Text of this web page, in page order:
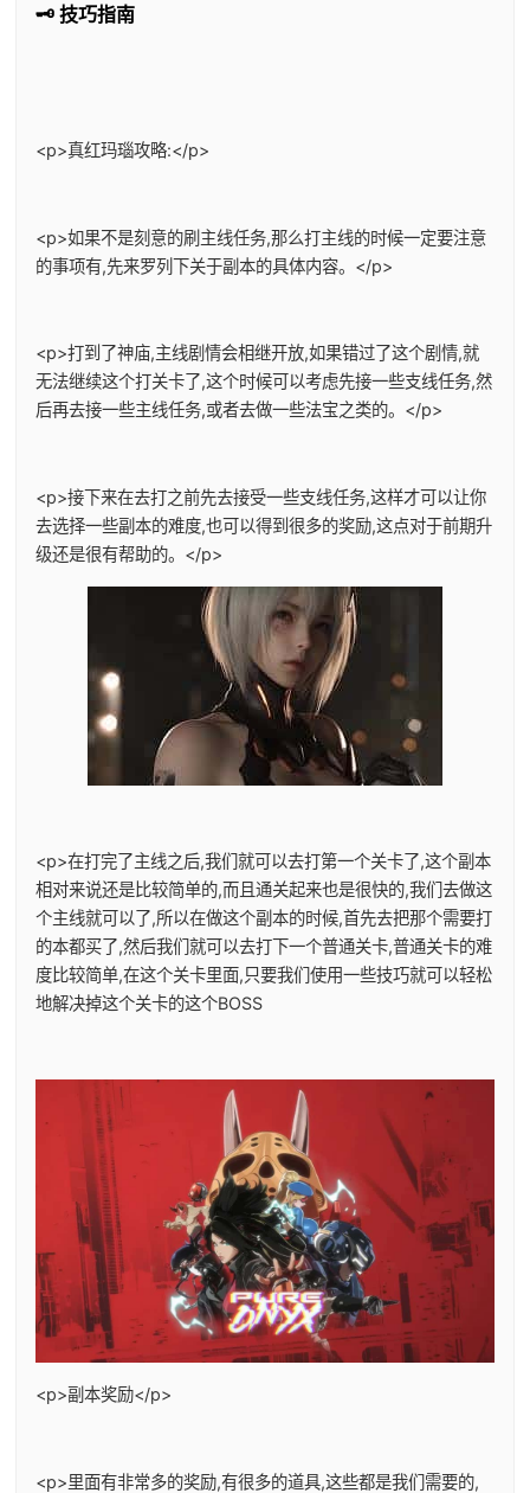
🗝️ 技巧指南
<p>真红玛瑙攻略:</p>
<p>如果不是刻意的刷主线任务,那么打主线的时候一定要注意
的事项有,先来罗列下关于副本的具体内容。</p>
<p>打到了神庙,主线剧情会相继开放,如果错过了这个剧情,就
无法继续这个打关卡了,这个时候可以考虑先接一些支线任务,然
后再去接一些主线任务,或者去做一些法宝之类的。</p>
<p>接下来在去打之前先去接受一些支线任务,这样才可以让你
去选择一些副本的难度,也可以得到很多的奖励,这点对于前期升
级还是很有帮助的。</p>
<p>在打完了主线之后,我们就可以去打第一个关卡了,这个副本
相对来说还是比较简单的,而且通关起来也是很快的,我们去做这
个主线就可以了,所以在做这个副本的时候,首先去把那个需要打
的本都买了,然后我们就可以去打下一个普通关卡,普通关卡的难
度比较简单,在这个关卡里面,只要我们使用一些技巧就可以轻松
地解决掉这个关卡的这个BOSS
<p>副本奖励</p>
<p>里面有非常多的奖励,有很多的道具,这些都是我们需要的,